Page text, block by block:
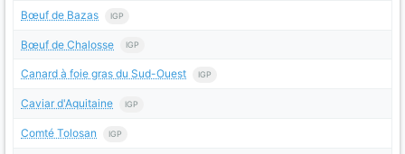
Bœuf de Bazas IGP
Bœuf de Chalosse IGP
Canard à foie gras du Sud-Ouest IGP
Caviar d'Aquitaine IGP
Comté Tolosan IGP